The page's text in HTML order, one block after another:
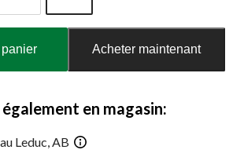
Acheter maintenant
en magasin:
Leduc, AB